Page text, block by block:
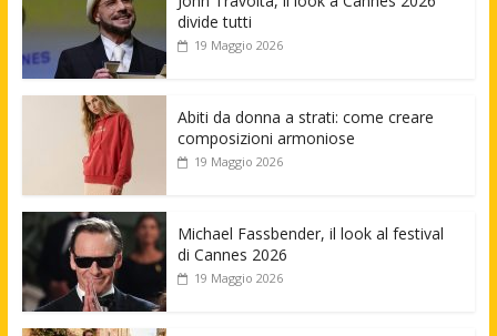
divide tutti
19 Maggio 2026
Abiti da donna a strati: come creare
composizioni armoniose
19 Maggio 2026
Michael Fassbender, il look al festival
di Cannes 2026
19 Maggio 2026